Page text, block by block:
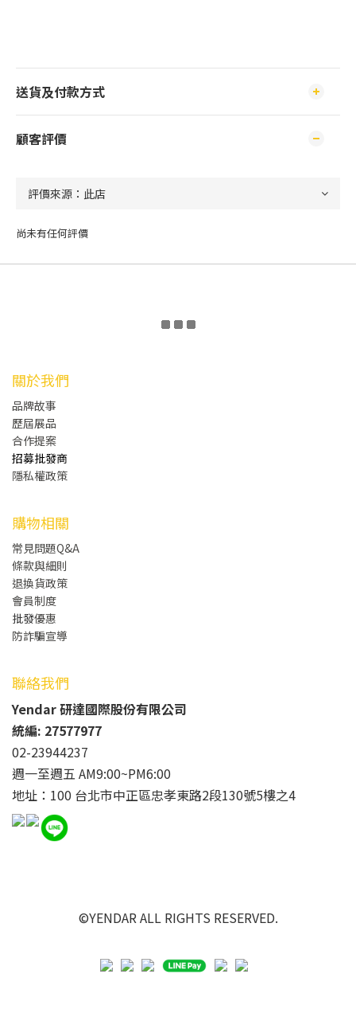
送貨及付款方式
顧客評價
尚未有任何評價
關於我們
品牌故事
歷屆展品
合作提案
招募批發商
隱私權政策
購物相關
常見問題Q&A
條款與細則
退換貨政策
會員制度
批發優惠
防詐騙宣導
聯絡我們
Yendar 研達國際股份有限公司
統編: 27577977
02-23944237
週一至週五 AM9:00~PM6:00
地址：100 台北市中正區忠孝東路2段130號5樓之4
©YENDAR ALL RIGHTS RESERVED.